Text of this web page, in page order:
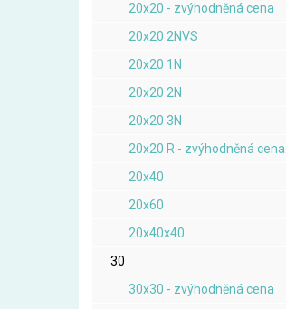
20x20 - zvýhodněná cena
20x20 2NVS
20x20 1N
20x20 2N
20x20 3N
20x20 R - zvýhodněná cena
20x40
20x60
20x40x40
30
30x30 - zvýhodněná cena